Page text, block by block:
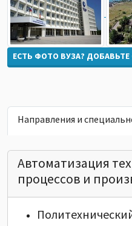
ЕСТЬ ФОТО ВУЗА?
Направления и
Автоматизация
процессов и